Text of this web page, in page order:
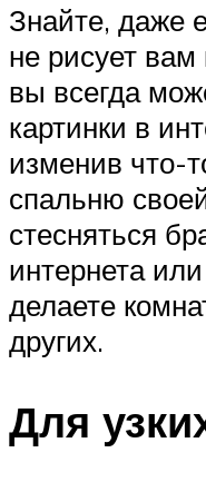
Знайте, даже
не рисует
вы всегда
картинки в
изменив что-
спальню
стесняться
интернета
делаете
других.
Для